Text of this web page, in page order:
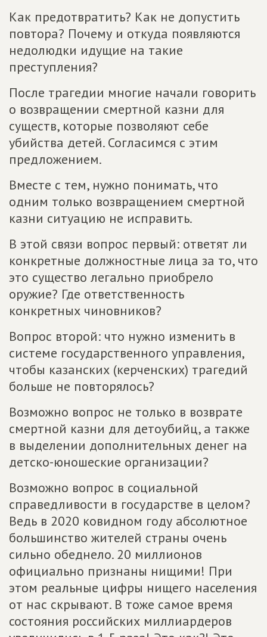
Как предотвратить? Как не допустить
повтора? Почему и откуда появляются
недолюдки идущие на такие
преступления?
После трагедии многие начали говорить
о возвращении смертной казни для
существ, которые позволяют себе
убийства детей. Согласимся с этим
предложением.
Вместе с тем, нужно понимать, что
одним только возвращением смертной
казни ситуацию не исправить.
В этой связи вопрос первый: ответят ли
конкретные должностные лица за то, что
это существо легально приобрело
оружие? Где ответственность
конкретных чиновников?
Вопрос второй: что нужно изменить в
системе государственного управления,
чтобы казанских (керченских) трагедий
больше не повторялось?
Возможно вопрос не только в возврате
смертной казни для детоубийц, а также
в выделении дополнительных денег на
детско-юношеские организации?
Возможно вопрос в социальной
справедливости в государстве в целом?
Ведь в 2020 ковидном году абсолютное
большинство жителей страны очень
сильно обеднело. 20 миллионов
официально признаны нищими! При
этом реальные цифры нищего населения
от нас скрывают. В тоже самое время
состояния российских миллиардеров